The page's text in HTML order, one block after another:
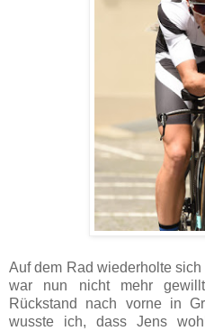
Auf dem Rad wiederholte
war nun nicht mehr
Rückstand nach vorne in
wusste ich, dass Jens